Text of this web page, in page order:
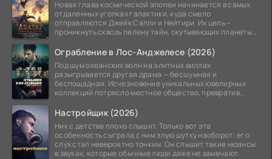
Новая глава космической эпопеи начинается в самых
отдаленных уголках галактики, куда смело
отправляются Джейк Салли и Нейтири. Их цель –
проникнуть сквозь пелену тайн, окутывающих планеты
Ограбление в Лос-Анджелесе (2026)
Под шум океанских волн на элитных виллах
разыгрывается другая драма — бесшумная и
беспощадная. Исчезновение уникальных ювелирных
коллекций потрясло местное общество, превратив
Настройщик (2026)
Ник с детства плохо слышит. Только вот эта
особенность сыграла с ним злую шутку наоборот: его
слух стал невероятно тонким. Он слышит такие нюансы
в звуках, которые обычные люди даже не замечают.